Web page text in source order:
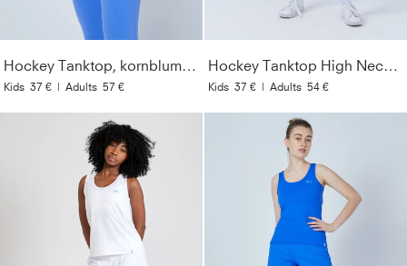
Hockey Tanktop, kornblumen blau
Kids 37 € | Adults 57 €
Hockey Tanktop High Neck, weiß
Kids 37 € | Adults 54 €